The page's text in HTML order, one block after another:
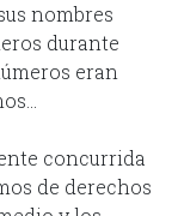
nombres
durante
eran
concurrida
de derechos